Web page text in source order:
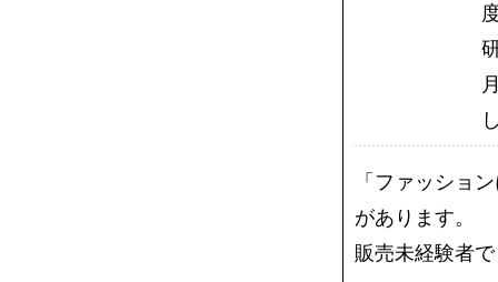
「ファッショ
があります。
販売未経験者